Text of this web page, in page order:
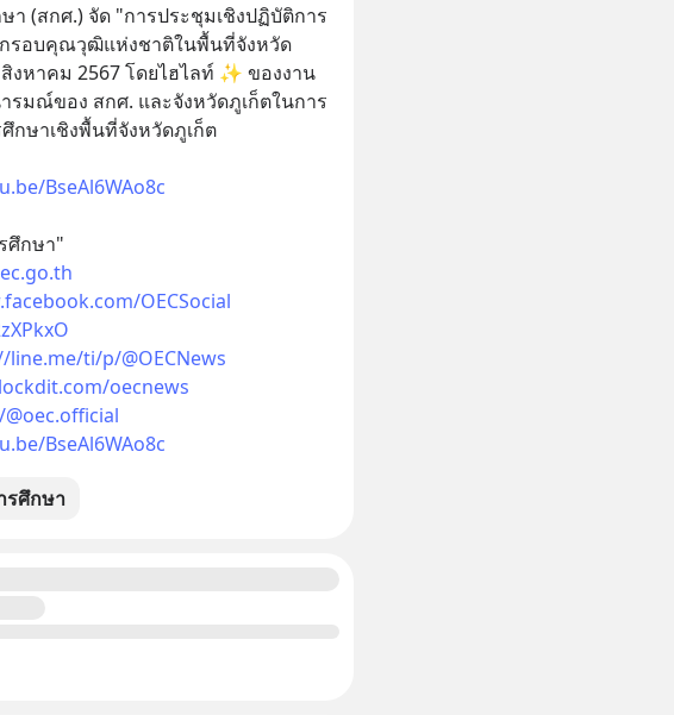
า (สกศ.) จัด "การประชุมเชิงปฏิบัติการ
รอบคุณวุฒิแห่งชาติในพื้นที่จังหวัด
หาคม 2567 โดยไฮไลท์ ✨ ของงาน
รมณ์ของ สกศ. และจังหวัดภูเก็ตในการ
กษาเชิงพื้นที่จังหวัดภูเก็ต
BseAl6WAo8c
ศึกษา"
OECSocial
line.me/ti/p/@OECNews
oecnews
BseAl6WAo8c
รศึกษา